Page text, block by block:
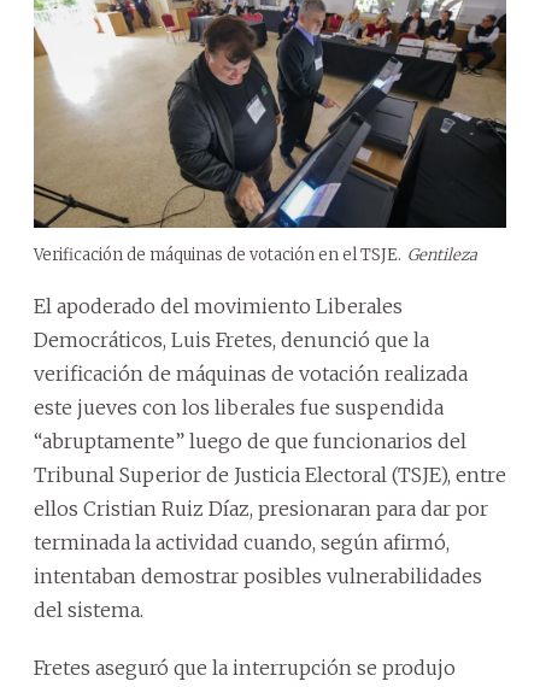
Verificación de máquinas de votación en el TSJE. Gentileza
El apoderado del movimiento Liberales
Democráticos, Luis Fretes, denunció que la
verificación de máquinas de votación realizada
este jueves con los liberales fue suspendida
“abruptamente” luego de que funcionarios del
Tribunal Superior de Justicia Electoral (TSJE), entre
ellos Cristian Ruiz Díaz, presionaran para dar por
terminada la actividad cuando, según afirmó,
intentaban demostrar posibles vulnerabilidades
del sistema.
Fretes aseguró que la interrupción se produjo